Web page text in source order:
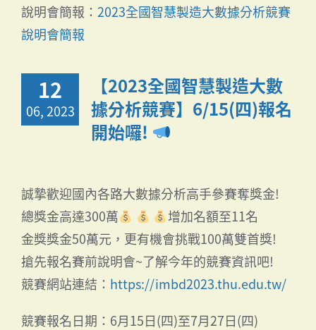
說明會簡報： 2023全國智慧製造大數據分析競賽
說明會簡報
12
06, 2023
【2023全國智慧製造大數
據分析競賽】6/15(四)報名
開始囉!
誠摯歡迎國內各路大數據分析高手參賽奪獎金!
總獎金高達300萬
增加名額至11名
金獎獎金50萬元，更有機會挑戰100萬雙首獎!
搶先報名賽前說明會~了解今年的競賽資訊吧!
競賽網站連結： https://imbd2023.thu.edu.tw/
競賽報名日期：6月15日(四)至7月27日(四)